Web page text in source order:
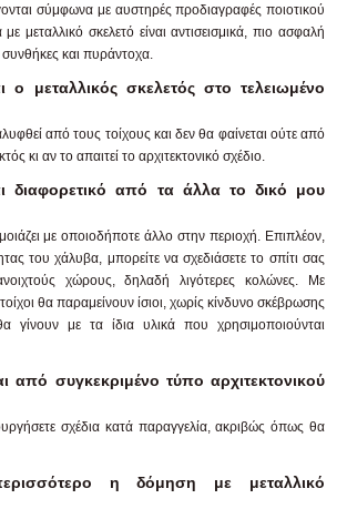
σύμφωνα με αυστηρές προδιαγραφές ποιοτικού
μεταλλικό σκελετό είναι αντισεισμικά, πιο ασφαλή
συνθήκες και πυράντοχα.
ο μεταλλικός σκελετός στο τελειωμένο
από τους τοίχους και δεν θα φαίνεται ούτε από
κι αν το απαιτεί το αρχιτεκτονικό σχέδιο.
διαφορετικό από τα άλλα το δικό μου
με οποιοδήποτε άλλο στην περιοχή. Επιπλέον,
του χάλυβα, μπορείτε να σχεδιάσετε το σπίτι σας
χώρους, δηλαδή λιγότερες κολώνες. Με
θα παραμείνουν ίσιοι, χωρίς κίνδυνο σκέβρωσης
γίνουν με τα ίδια υλικά που χρησιμοποιούνται
από συγκεκριμένο τύπο αρχιτεκτονικού
σχέδια κατά παραγγελία, ακριβώς όπως θα
η δόμηση με μεταλλικό